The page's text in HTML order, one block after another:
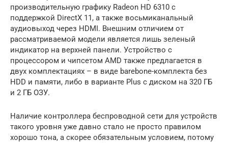
производительную графику Radeon HD 6310 с
поддержкой DirectX 11, а также восьмиканальный
аудиовыход через HDMI. Внешним отличием от
рассматриваемой модели является лишь зеленый
индикатор на верхней панели. Устройство c
процессором и чипсетом AMD также предлагается в
двух комплектациях – в виде barebone-комплекта без
HDD и памяти, либо в варианте Plus с диском на 320 ГБ
и 2 ГБ ОЗУ.
Наличие контроллера беспроводной сети для устройств
такого уровня уже давно стало не просто правилом
хорошо тона, а скорее обязательным условием, потому